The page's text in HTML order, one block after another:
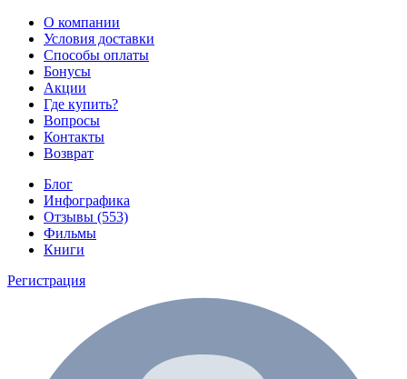
О компании
Условия доставки
Способы оплаты
Бонусы
Акции
Где купить?
Вопросы
Контакты
Возврат
Блог
Инфографика
Отзывы (553)
Фильмы
Книги
Регистрация